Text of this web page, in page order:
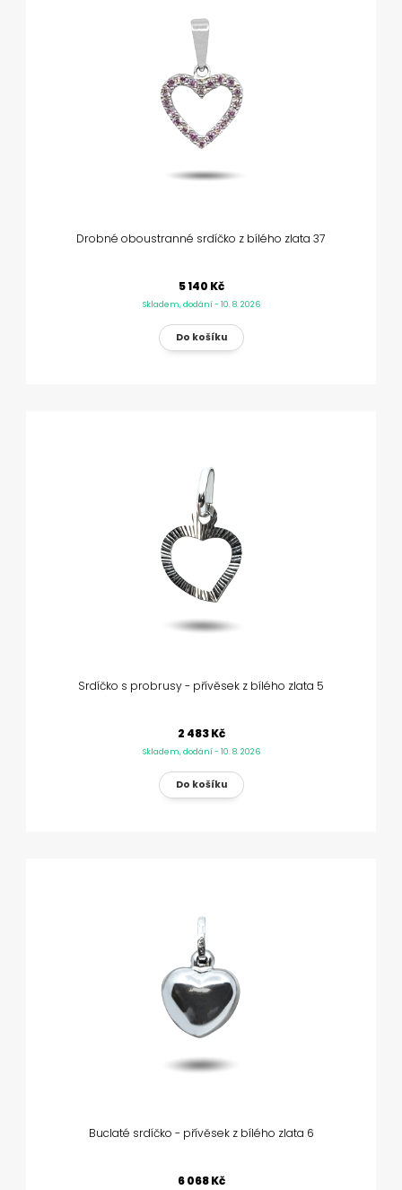
Drobné oboustranné srdíčko z bílého zlata 37
5 140 Kč
Skladem, dodání - 10. 8. 2026
Srdíčko s probrusy - přívěsek z bílého zlata 5
2 483 Kč
Skladem, dodání - 10. 8. 2026
Buclaté srdíčko - přívěsek z bílého zlata 6
6 068 Kč